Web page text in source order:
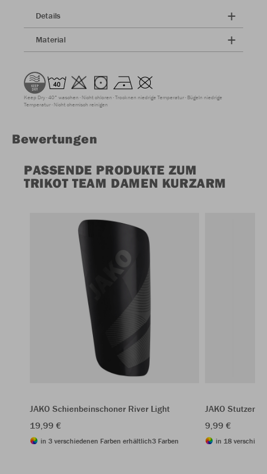
Details
Material
Keep Dry 40° waschen Nicht chloren Trocknen niedrige Temperatur Bügeln niedrige
Temperatur Nicht chemisch reinigen
Bewertungen
PASSENDE PRODUKTE ZUM
TRIKOT TEAM DAMEN KURZARM
JAKO Schienbeinschoner River Light
19,99 €
in 3 verschiedenen Farben erhältlich3 Farben
JAKO
9,99 €
in 18